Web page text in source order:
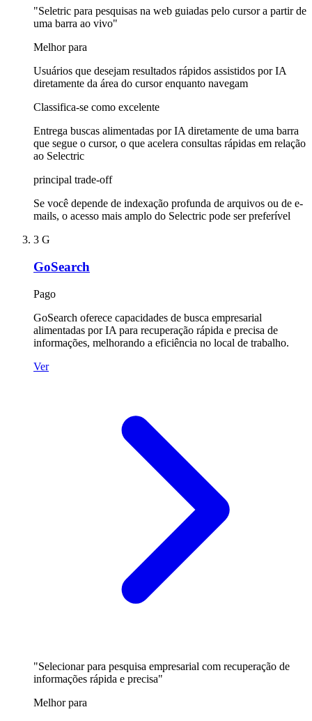
"Seletric para pesquisas na web guiadas pelo cursor a partir de
uma barra ao vivo"
Melhor para
Usuários que desejam resultados rápidos assistidos por IA
diretamente da área do cursor enquanto navegam
Classifica-se como excelente
Entrega buscas alimentadas por IA diretamente de uma barra
que segue o cursor, o que acelera consultas rápidas em relação
ao Selectric
principal trade-off
Se você depende de indexação profunda de arquivos ou de e-
mails, o acesso mais amplo do Selectric pode ser preferível
3 G
GoSearch
Pago
GoSearch oferece capacidades de busca empresarial
alimentadas por IA para recuperação rápida e precisa de
informações, melhorando a eficiência no local de trabalho.
Ver
"Selecionar para pesquisa empresarial com recuperação de
informações rápida e precisa"
Melhor para